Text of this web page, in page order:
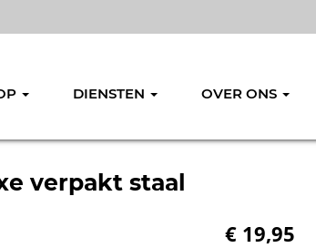
DIENSTEN OVER ONS
verpakt staal
€ 19,95